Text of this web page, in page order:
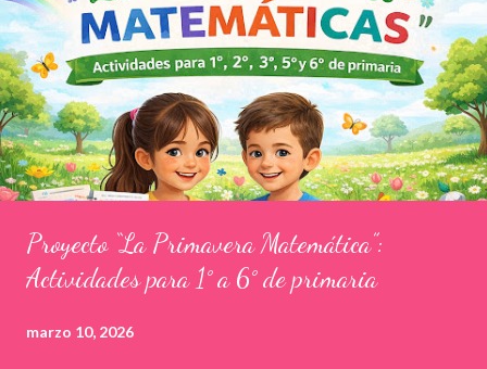
Proyecto “La Primavera Matemática”:
Actividades para 1° a 6° de primaria
marzo 10, 2026